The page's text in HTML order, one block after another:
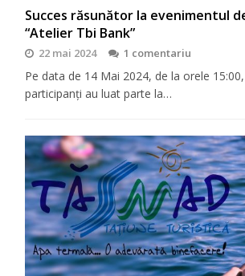
Succes răsunător la evenimentul
“Atelier Tbi Bank”
22 mai 2024 1 comentariu
Pe data de 14 Mai 2024, de la orele
participanți au luat parte la…